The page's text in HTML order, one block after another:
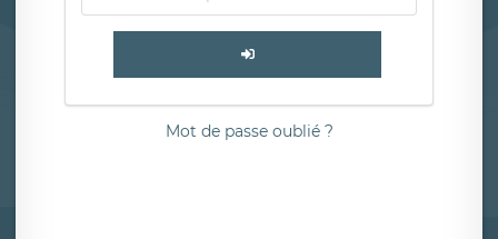
Mot de passe oublié ?